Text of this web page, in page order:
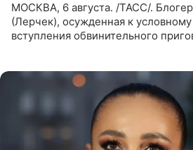
МОСКВА, 6 августа. /ТАСС/.
(Лерчек), осужденная к
вступления обвинительного